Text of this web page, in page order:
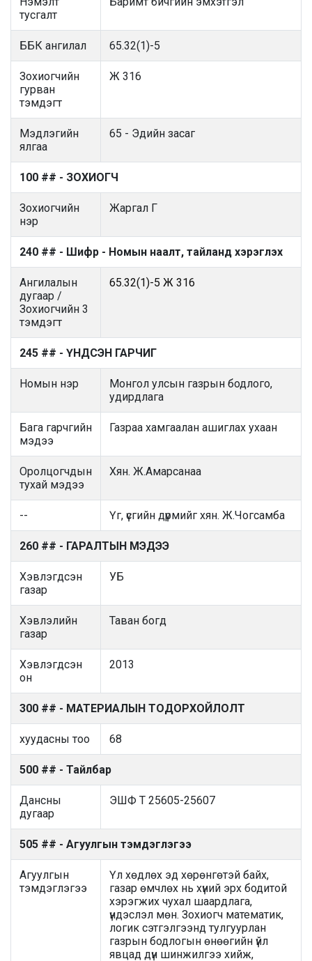
тусгалт
ББК ангилал 65.32(1)-5
Зохиогчийн
гурван
тэмдэгт
Ж 316
Мэдлэгийн
ялгаа
65 - Эдийн засаг
100 ## - ЗОХИОГЧ
Зохиогчийн
нэр
Жаргал Г
240 ## - Шифр - Номын наалт, тайланд хэрэглэх
Ангилалын
дугаар /
Зохиогчийн 3
тэмдэгт
65.32(1)-5 Ж 316
245 ## - ҮНДСЭН ГАРЧИГ
Номын нэр
Монгол улсын газрын бодлого,
удирдлага
Бага гарчгийн
мэдээ
Газраа хамгаалан ашиглах ухаан
Оролцогчдын
тухай мэдээ
Хян. Ж.Амарсанаа
-- Үг, үсгийн дүрмийг хян. Ж.Чогсамба
260 ## - ГАРАЛТЫН МЭДЭЭ
Хэвлэгдсэн
газар
УБ
Хэвлэлийн
газар
Таван богд
Хэвлэгдсэн
он
2013
300 ## - МАТЕРИАЛЫН ТОДОРХОЙЛОЛТ
хуудасны тоо 68
500 ## - Тайлбар
Дансны
дугаар
ЭШФ Т 25605-25607
505 ## - Агуулгын тэмдэглэгээ
Агуулгын
тэмдэглэгээ
Үл хөдлөх эд хөрөнгөтэй байх,
газар өмчлөх нь хүний эрх бодитой
хэрэгжих чухал шаардлага,
үндэслэл мөн. Зохиогч математик,
логик сэтгэлгээнд тулгуурлан
газрын бодлогын өнөөгийн үйл
явцад дүн шинжилгээ хийж,